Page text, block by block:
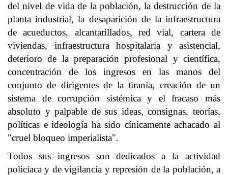
del nivel de vida de la población, la destrucción de la
planta industrial, la desaparición de la infraestructura
de acueductos, alcantarillados, red vial, cartera de
viviendas, infraestructura hospitalaria y asistencial,
deterioro de la preparación profesional y científica,
concentración de los ingresos en las manos del
conjunto de dirigentes de la tiranía, creación de un
sistema de corrupción sistémica y el fracaso más
absoluto y palpable de sus ideas, consignas, teorías,
políticas e ideología ha sido cínicamente achacado al
"cruel bloqueo imperialista".
Todos sus ingresos son dedicados a la actividad
policíaca y de vigilancia y represión de la población, a